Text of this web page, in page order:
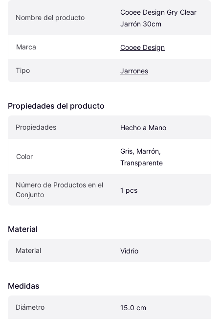
Nombre del producto
Cooee Design Gry Clear
Jarrón 30cm
Marca Cooee Design
Tipo Jarrones
Propiedades del producto
Propiedades Hecho a Mano
Color
Gris, Marrón,
Transparente
Número de Productos en el
Conjunto
1 pcs
Material
Material Vidrio
Medidas
Diámetro 15.0 cm